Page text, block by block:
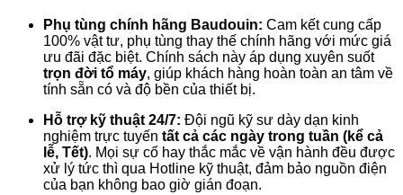
Phụ tùng chính hãng Baudouin: Cam kết cung cấp
100% vật tư, phụ tùng thay thế chính hãng với mức giá
ưu đãi đặc biệt. Chính sách này áp dụng xuyên suốt
trọn đời tổ máy, giúp khách hàng hoàn toàn an tâm về
tính sẵn có và độ bền của thiết bị.
Hỗ trợ kỹ thuật 24/7: Đội ngũ kỹ sư dày dạn kinh
nghiệm trực tuyến tất cả các ngày trong tuần (kể cả
lễ, Tết). Mọi sự cố hay thắc mắc về vận hành đều được
xử lý tức thì qua Hotline kỹ thuật, đảm bảo nguồn điện
của bạn không bao giờ gián đoạn.